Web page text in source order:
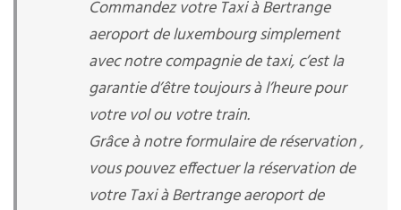
Commandez votre Taxi à Bertrange
aeroport de luxembourg simplement
avec notre compagnie de taxi, c’est la
garantie d’être toujours à l’heure pour
votre vol ou votre train.
Grâce à notre formulaire de réservation ,
vous pouvez effectuer la réservation de
votre Taxi à Bertrange aeroport de